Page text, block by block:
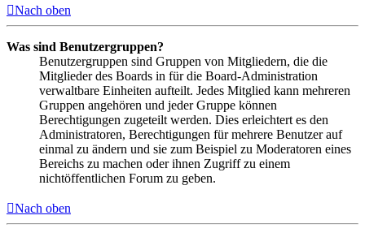
Nach oben
Was sind Benutzergruppen?
Benutzergruppen sind Gruppen von Mitgliedern, die die
Mitglieder des Boards in für die Board-Administration
verwaltbare Einheiten aufteilt. Jedes Mitglied kann mehreren
Gruppen angehören und jeder Gruppe können
Berechtigungen zugeteilt werden. Dies erleichtert es den
Administratoren, Berechtigungen für mehrere Benutzer auf
einmal zu ändern und sie zum Beispiel zu Moderatoren eines
Bereichs zu machen oder ihnen Zugriff zu einem
nichtöffentlichen Forum zu geben.
Nach oben